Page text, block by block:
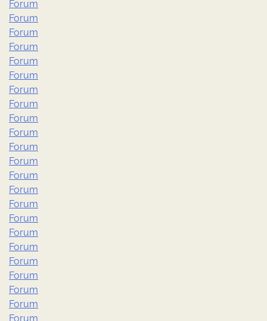
Forum
Forum
Forum
Forum
Forum
Forum
Forum
Forum
Forum
Forum
Forum
Forum
Forum
Forum
Forum
Forum
Forum
Forum
Forum
Forum
Forum
Forum
Forum